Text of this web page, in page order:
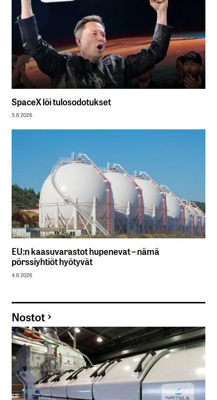
SpaceX löi tulosodotukset
5.8.2026
EU:n kaasuvarastot hupenevat – nämä
pörssiyhtiöt hyötyvät
4.8.2026
Nostot